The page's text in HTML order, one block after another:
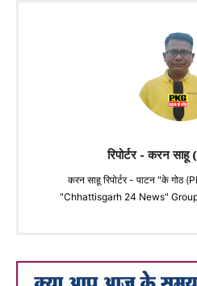
रिपोर्टर - करन
करन साहू रिपोर्टर - पाटन "के गोठ
"Chhattisgarh 24 News"